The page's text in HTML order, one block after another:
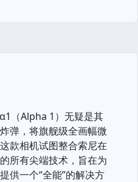
（Alpha 1）无疑是其
弹，将旗舰级全画幅微
款相机试图整合索尼在
所有尖端技术，旨在为
供一个“全能”的解决方